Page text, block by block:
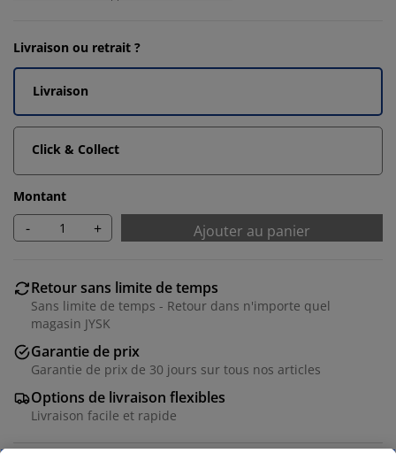
Livraison ou retrait ?
Livraison
Click & Collect
Montant
- + Ajouter au panier
Retour sans limite de temps
Sans limite de temps - Retour dans n'importe quel
magasin JYSK
Garantie de prix
Garantie de prix de 30 jours sur tous nos articles
Options de livraison flexibles
Livraison facile et rapide